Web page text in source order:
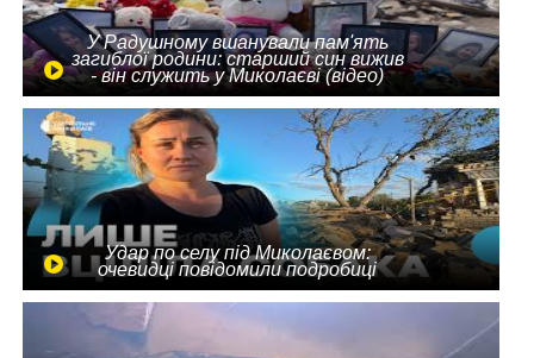
У Радушному вшанували пам'ять
загиблої родини: старший син вижив
- він служить у Миколаєві (відео)
Удар по селу під Миколаєвом:
очевидці повідомили подробиці